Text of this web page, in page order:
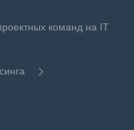
команд на IT